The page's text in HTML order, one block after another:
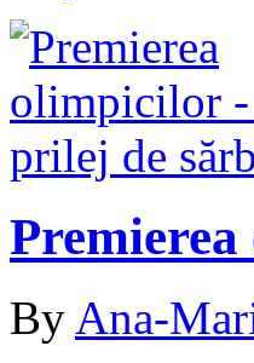
By Ana-